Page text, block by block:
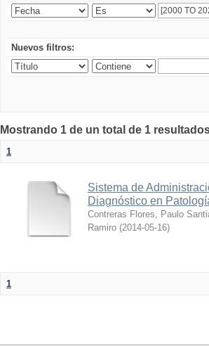
Nuevos filtros:
Mostrando 1 de un total de 1
1
Sistema de
Diagnóstico en
Contreras Flores, Paulo
Ramiro (2014-05-16)
1